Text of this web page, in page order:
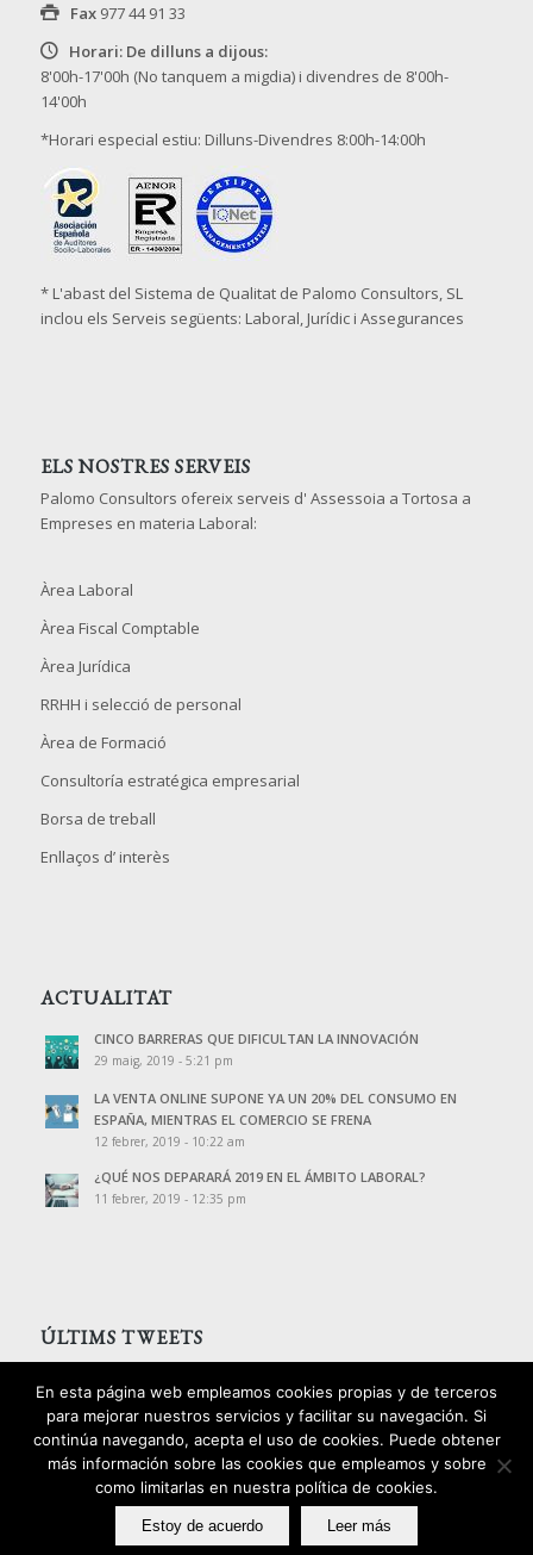
Fax 977 44 91 33
Horari: De dilluns a dijous:
8'00h-17'00h (No tanquem a migdia) i divendres de 8'00h-
14'00h
*Horari especial estiu: Dilluns-Divendres 8:00h-14:00h
* L'abast del Sistema de Qualitat de Palomo Consultors, SL
inclou els Serveis següents: Laboral, Jurídic i Assegurances
ELS NOSTRES SERVEIS
Palomo Consultors ofereix serveis d' Assessoia a Tortosa a
Empreses en materia Laboral:
Àrea Laboral
Àrea Fiscal Comptable
Àrea Jurídica
RRHH i selecció de personal
Àrea de Formació
Consultoría estratégica empresarial
Borsa de treball
Enllaços d’ interès
ACTUALITAT
CINCO BARRERAS QUE DIFICULTAN LA INNOVACIÓN
29 maig, 2019 - 5:21 pm
LA VENTA ONLINE SUPONE YA UN 20% DEL CONSUMO EN
ESPAÑA, MIENTRAS EL COMERCIO SE FRENA
12 febrer, 2019 - 10:22 am
¿QUÉ NOS DEPARARÁ 2019 EN EL ÁMBITO LABORAL?
11 febrer, 2019 - 12:35 pm
ÚLTIMS TWEETS
Tweets de @PalomoAssessors
2016 © Copyright - Palomo Consultors
Política de privacitat Política de cookies
Política d’ igualtat i qualitat Disseny: izquierdomotter
En esta página web empleamos cookies propias y de terceros
para mejorar nuestros servicios y facilitar su navegación. Si
continúa navegando, acepta el uso de cookies. Puede obtener
más información sobre las cookies que empleamos y sobre
como limitarlas en nuestra política de cookies.
Estoy de acuerdo Leer más